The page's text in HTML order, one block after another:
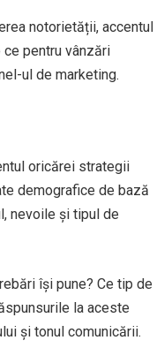
notorietății, accentul
pentru vânzări
ul de marketing.
oricărei strategii
demografice de bază
nevoile și tipul de
își pune? Ce tip de
la aceste
și tonul comunicării.